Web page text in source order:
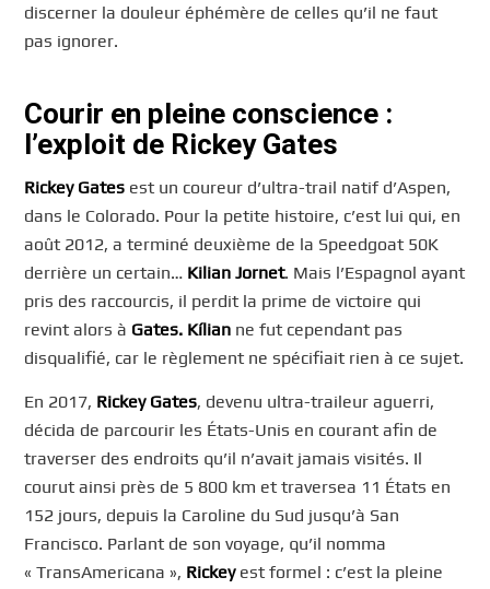
discerner la douleur éphémère de celles qu’il ne faut
pas ignorer.
Courir en pleine conscience :
l’exploit de Rickey Gates
Rickey Gates est un coureur d’ultra-trail natif d’Aspen,
dans le Colorado. Pour la petite histoire, c’est lui qui, en
août 2012, a terminé deuxième de la Speedgoat 50K
derrière un certain… Kilian Jornet. Mais l’Espagnol ayant
pris des raccourcis, il perdit la prime de victoire qui
revint alors à Gates. Kílian ne fut cependant pas
disqualifié, car le règlement ne spécifiait rien à ce sujet.
En 2017, Rickey Gates, devenu ultra-traileur aguerri,
décida de parcourir les États-Unis en courant afin de
traverser des endroits qu’il n’avait jamais visités. Il
courut ainsi près de 5 800 km et traversea 11 États en
152 jours, depuis la Caroline du Sud jusqu’à San
Francisco. Parlant de son voyage, qu’il nomma
« TransAmericana », Rickeyest formel : c’est la pleine